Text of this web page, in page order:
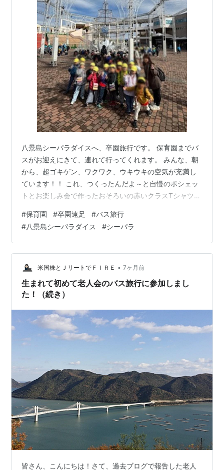
八景島シーパラダイスへ、卒園旅行です。 保育園までバ
スがお迎えにきて、連れて行ってくれます。 みんな、朝
から、超ゴキゲン、ワクワク、ウキウキの空気が充満し
ています！！ これ、つくったんだよ～と自慢のポシェッ
トとお楽しみ会で作ったおそろいの赤いクラスTシャツで
という子もいます。 お魚がいっぱいいるのに、び～～く
り。 そこに、水槽の中は、人間が泳いでいます。 水槽の
中に入ると、わ～、お魚と人が一緒にいる！！ いろんな
お魚や海の生物がいて、見ると発見がいっぱいです。 せ
んせ～いと、手を引いて、「これはね」と知っている話
をしたり、「これって！」と見…
#保育園 #卒園遠足 #バス旅行
#八景島シーパラダイス #シーパラ
米国株とＪリートでＦＩＲＥ • 7ヶ月前
生まれて初めて老人会のバス旅行に参加しまし
た！（続き）
皆さん、こんにちは！さて、過去ブログで報告した老人